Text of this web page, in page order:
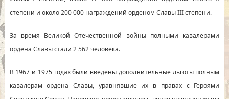
степени и около 200 000 награждений орденом Славы III степени.
За время Великой Отечественной войны полными кавалерами
ордена Славы стали 2 562 человека.
В 1967 и 1975 годах были введены дополнительные льготы полным
кавалерам ордена Славы, уравнявшие их в правах с Героями